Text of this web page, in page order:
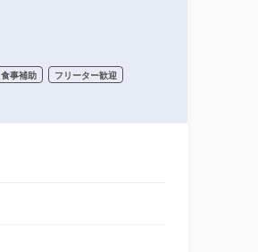
食事補助 フリーター歓迎